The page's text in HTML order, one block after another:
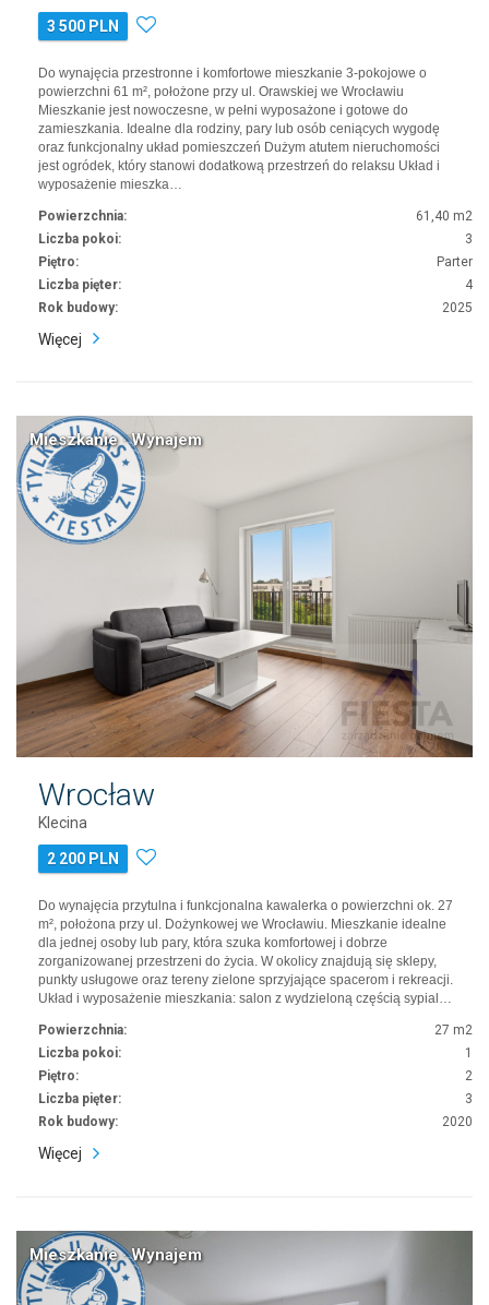
3 500 PLN
Do wynajęcia przestronne i komfortowe mieszkanie 3-pokojowe o
powierzchni 61 m², położone przy ul. Orawskiej we Wrocławiu
Mieszkanie jest nowoczesne, w pełni wyposażone i gotowe do
zamieszkania. Idealne dla rodziny, pary lub osób ceniących wygodę
oraz funkcjonalny układ pomieszczeń Dużym atutem nieruchomości
jest ogródek, który stanowi dodatkową przestrzeń do relaksu Układ i
wyposażenie mieszka…
Powierzchnia:
61,40 m2
Liczba pokoi:
3
Piętro:
Parter
Liczba pięter:
4
Rok budowy:
2025
Więcej
Mieszkanie · Wynajem
Wrocław
Klecina
2 200 PLN
Do wynajęcia przytulna i funkcjonalna kawalerka o powierzchni ok. 27
m², położona przy ul. Dożynkowej we Wrocławiu. Mieszkanie idealne
dla jednej osoby lub pary, która szuka komfortowej i dobrze
zorganizowanej przestrzeni do życia. W okolicy znajdują się sklepy,
punkty usługowe oraz tereny zielone sprzyjające spacerom i rekreacji.
Układ i wyposażenie mieszkania: salon z wydzieloną częścią sypial…
Powierzchnia:
27 m2
Liczba pokoi:
1
Piętro:
2
Liczba pięter:
3
Rok budowy:
2020
Więcej
Mieszkanie · Wynajem